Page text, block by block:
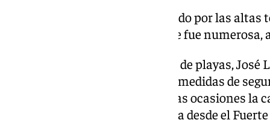
El pasado fin de semana, marcado por las
ciudadanos a la playa de levante fue
Ante este escenario, el delegado de playas,
Ayuntamiento ha reforzado las medidas de
consistorio ha repuesto en varias ocasiones la
en todo el tramo afectado, que va desde el